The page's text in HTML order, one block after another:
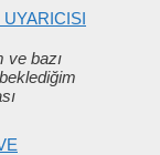
ve bazı